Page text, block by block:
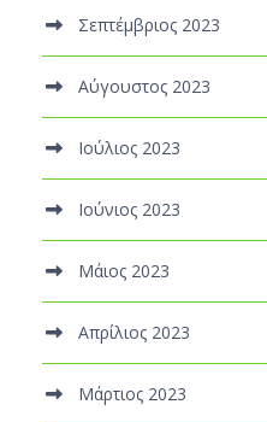
Σεπτέμβριος 2023
Αύγουστος 2023
Ιούλιος 2023
Ιούνιος 2023
Μάιος 2023
Απρίλιος 2023
Μάρτιος 2023